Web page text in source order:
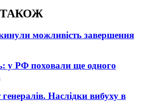
можливість завершення
у РФ поховали ще одного
Наслідки вибуху в